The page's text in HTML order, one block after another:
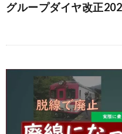
グループダイヤ改正